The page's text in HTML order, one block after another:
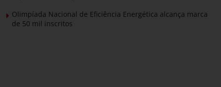
Olimpíada Nacional de Eficiência Energética alcança marca
de 50 mil inscritos